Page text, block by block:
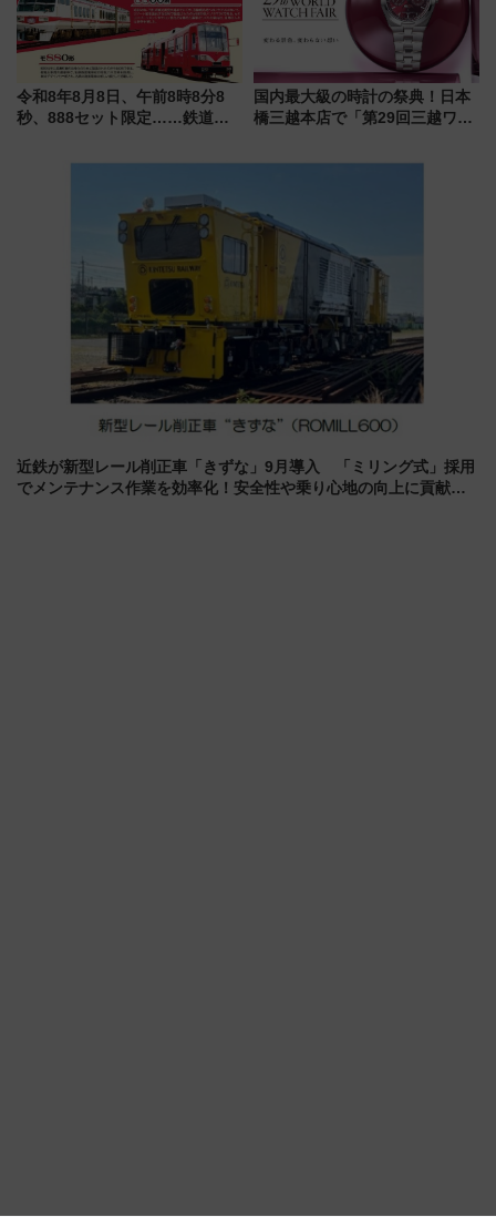
令和8年8月8日、午前8時8分8
秒、888セット限定……鉄道各
国内最大級の時計の祭典！日本
橋三越本店で「第29回三越ワー
【2026年8月5日～25日】
近鉄が新型レール削正車「きずな」9月導入 「ミリング式」採用
でメンテナンス作業を効率化！安全性や乗り心地の向上に貢献す